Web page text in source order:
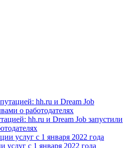
hh.ru и Dream Job запустили
услуг с 1 января 2022 года